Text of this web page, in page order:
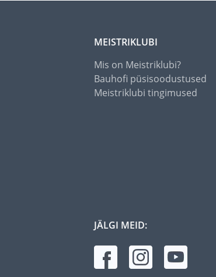
MEISTRIKLUBI
Mis on Meistriklubi?
Bauhofi püsisoodustused
Meistriklubi tingimused
JÄLGI MEID: